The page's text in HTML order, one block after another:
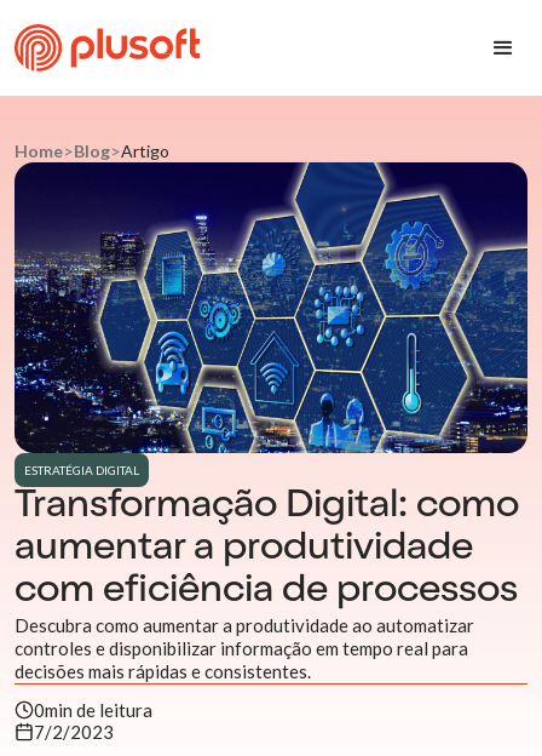
Home>Blog>Artigo
ESTRATÉGIA DIGITAL
Transformação Digital: como
aumentar a produtividade
com eficiência de processos
Descubra como aumentar a produtividade ao automatizar
controles e disponibilizar informação em tempo real para
decisões mais rápidas e consistentes.
0min de leitura
7/2/2023